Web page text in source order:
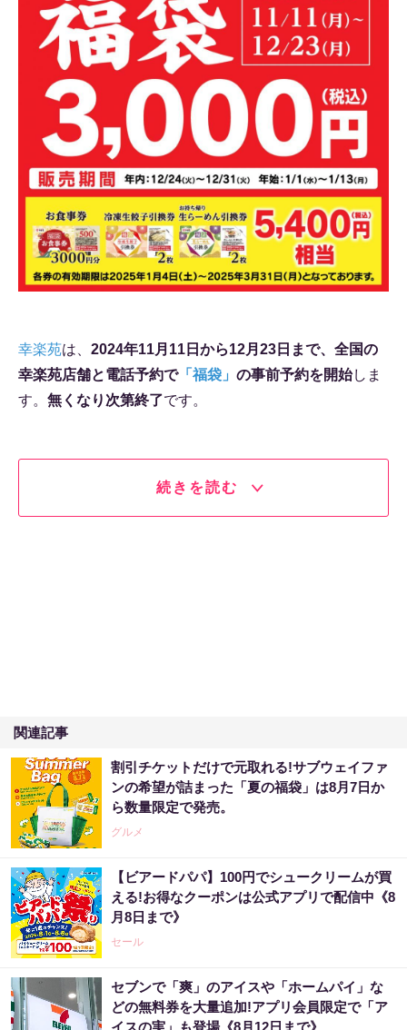
幸楽苑は、 2024年11月11日から12月23日まで、全国の
幸楽苑店舗と電話予約で「福袋」 の事前予約を開始しま
す。 無くなり次第終了です。
続きを読む
関連記事
割引チケットだけで元取れる!サブウェイファ
ンの希望が詰まった「夏の福袋」は8月7日か
ら数量限定で発売。
グルメ
【ビアードパパ】100円でシュークリームが買
える!お得なクーポンは公式アプリで配信中《8
月8日まで》
セール
セブンで「爽」のアイスや「ホームパイ」な
どの無料券を大量追加!アプリ会員限定で「ア
イスの実」も登場《8月12日まで》